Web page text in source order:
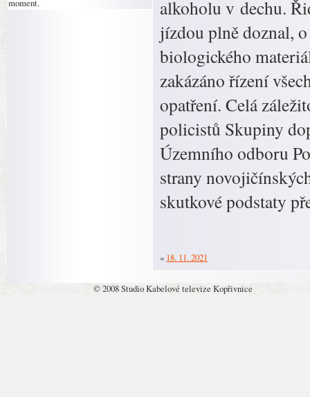
moment.
alkoholu v dechu.
jízdou plně doznal,
biologického
zakázáno řízení
opatření. Celá
policistů Skupiny
Územního odboru
strany
skutkové podstaty
« 18. 11. 2021
© 2008 Studio Kabelové televize Kopřivnice